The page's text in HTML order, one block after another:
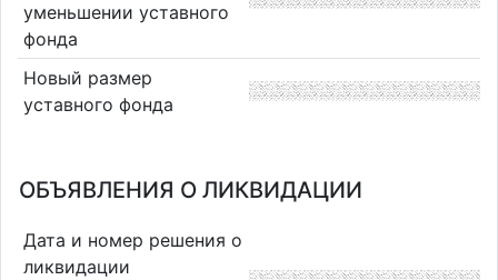
уменьшении уставного
фонда
Новый размер
уставного фонда
ОБЪЯВЛЕНИЯ О ЛИКВИДАЦИИ
Дата и номер решения о
ликвидации